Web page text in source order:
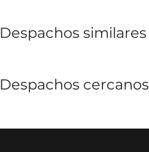
Despachos similares
Despachos cercanos